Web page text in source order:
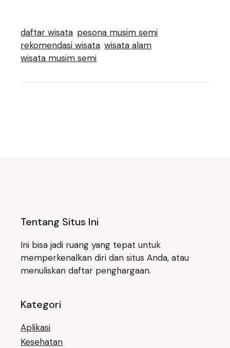
daftar wisata pesona musim semi
rekomendasi wisata wisata alam
wisata musim semi
Tentang Situs Ini
Ini bisa jadi ruang yang tepat untuk
memperkenalkan diri dan situs Anda, atau
menuliskan daftar penghargaan.
Kategori
Aplikasi
Kesehatan